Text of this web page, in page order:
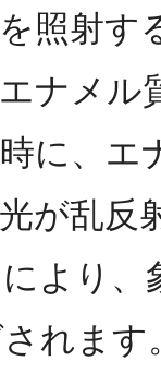
照射す
ナメル
に、エ
が乱反
より、
れます